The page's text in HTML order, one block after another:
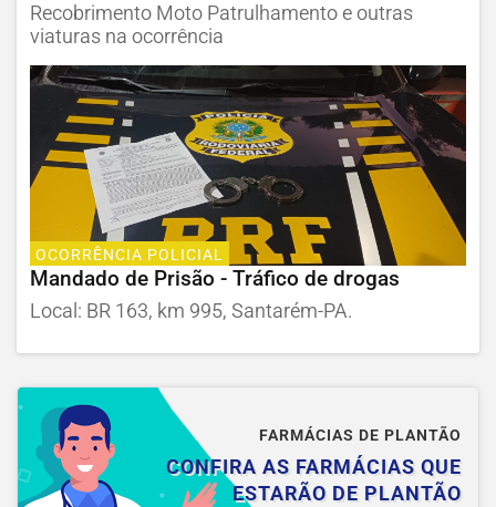
Recobrimento Moto Patrulhamento e outras
viaturas na ocorrência
OCORRÊNCIA POLICIAL
Mandado de Prisão - Tráfico de drogas
Local: BR 163, km 995, Santarém-PA.
FARMÁCIAS DE PLANTÃO
CONFIRA AS FARMÁCIAS QUE
ESTARÃO DE PLANTÃO